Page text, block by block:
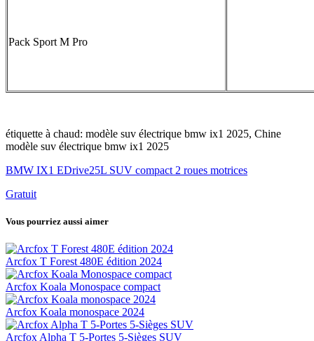
Pack Sport M Pro
étiquette à chaud: modèle suv électrique bmw ix1 2025, Chine
modèle suv électrique bmw ix1 2025
BMW IX1 EDrive25L SUV compact 2 roues motrices
Gratuit
Vous pourriez aussi aimer
Arcfox T Forest 480E édition 2024
Arcfox Koala Monospace compact
Arcfox Koala monospace 2024
Arcfox Alpha T 5-Portes 5-Sièges SUV